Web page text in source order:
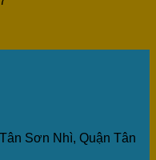
Sơn Nhì, Quận Tân